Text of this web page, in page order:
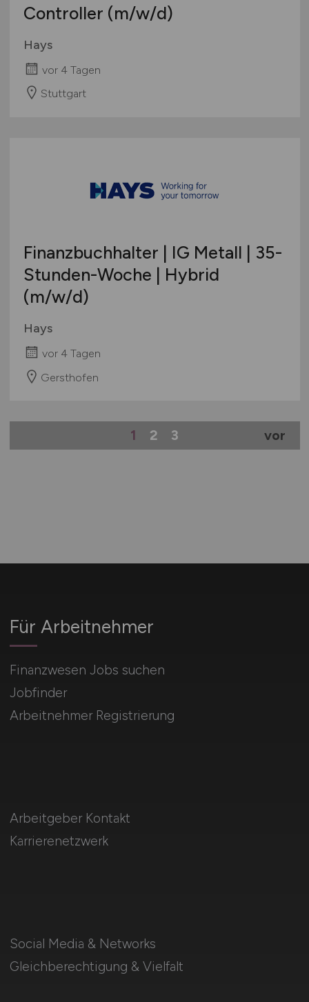
Controller (m/w/d)
Hays
vor 4 Tagen
Stuttgart
Finanzbuchhalter | IG Metall | 35-
Stunden-Woche | Hybrid
(m/w/d)
Hays
vor 4 Tagen
Gersthofen
1 2 3 vor
Für Arbeitnehmer
Finanzwesen Jobs suchen
Jobfinder
Arbeitnehmer Registrierung
Social Media & Networks
Gleichberechtigung & Vielfalt
Arbeitgeber Kontakt
Karrierenetzwerk